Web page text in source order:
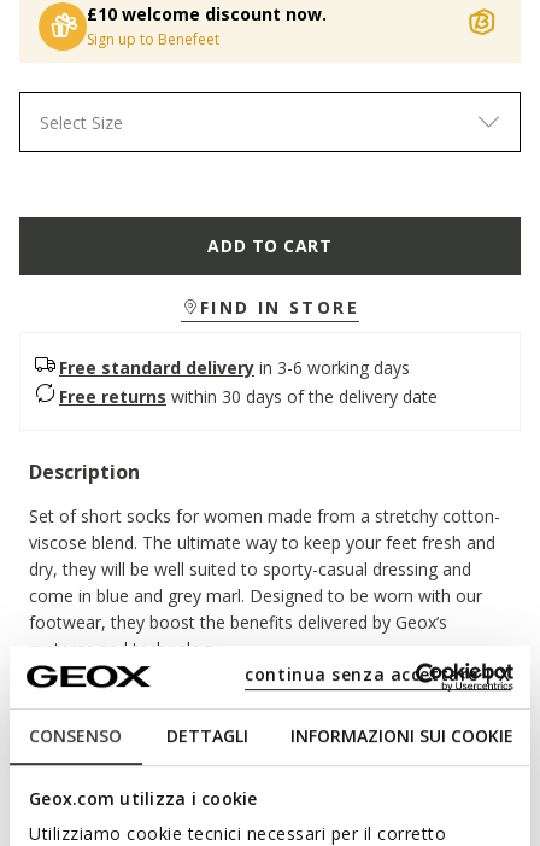
CONSENSO DETTAGLI INFORMAZIONI SUI COOKIE
Geox.com utilizza i cookie
Utilizziamo cookie tecnici necessari per il corretto
continua senza accettare | X
£10 welcome discount now.
Sign up to Benefeet
Select Size
ADD TO CART
FIND IN STORE
Free standard delivery in 3-6 working days
Free returns within 30 days of the delivery date
Description
Set of short socks for women made from a stretchy cotton-
viscose blend. The ultimate way to keep your feet fresh and
dry, they will be well suited to sporty-casual dressing and
come in blue and grey marl. Designed to be worn with our
footwear, they boost the benefits delivered by Geox’s
systems and technology.
Each packet contains two pairs of socks.
ITEM CODE:
W2665ET3009F4116
Read more
Materials